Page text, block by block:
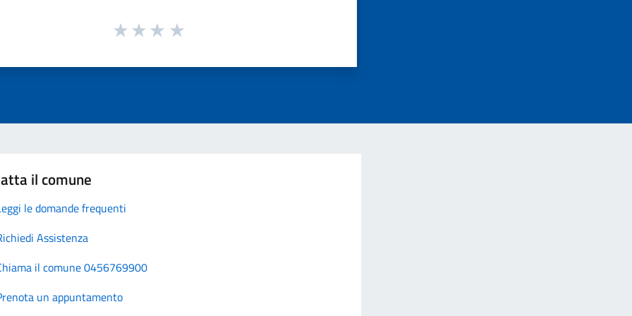
il comune
le domande frequenti
Assistenza
il comune 0456769900
un appuntamento